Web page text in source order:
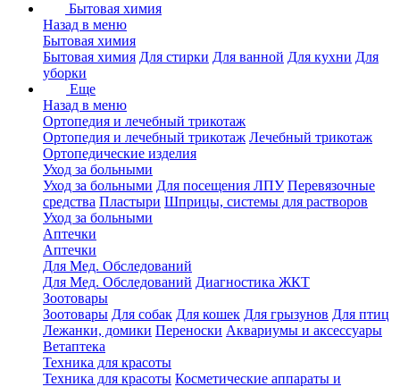
Бытовая химия
Назад в меню
Бытовая химия
Бытовая химия Для стирки Для ванной Для кухни Для
уборки
Еще
Назад в меню
Ортопедия и лечебный трикотаж
Ортопедия и лечебный трикотаж Лечебный трикотаж
Ортопедические изделия
Уход за больными
Уход за больными Для посещения ЛПУ Перевязочные
средства Пластыри Шприцы, системы для растворов
Уход за больными
Аптечки
Аптечки
Для Мед. Обследований
Для Мед. Обследований Диагностика ЖКТ
Зоотовары
Зоотовары Для собак Для кошек Для грызунов Для птиц
Лежанки, домики Переноски Аквариумы и аксессуары
Ветаптека
Техника для красоты
Техника для красоты Косметические аппараты и